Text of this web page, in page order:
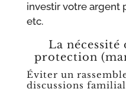
investir votre argent
etc.
La nécessité
protection
Éviter un
discussions